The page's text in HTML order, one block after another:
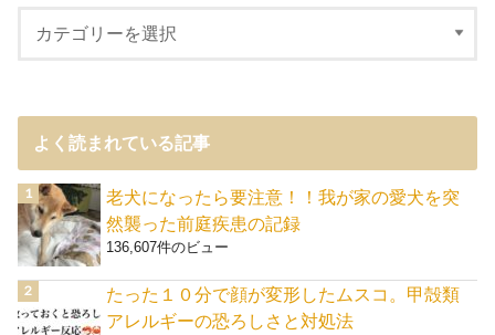
よく読まれている記事
老犬になったら要注意！！我が家の愛犬を突
然襲った前庭疾患の記録
136,607件のビュー
たった１０分で顔が変形したムスコ。甲殻類
アレルギーの恐ろしさと対処法